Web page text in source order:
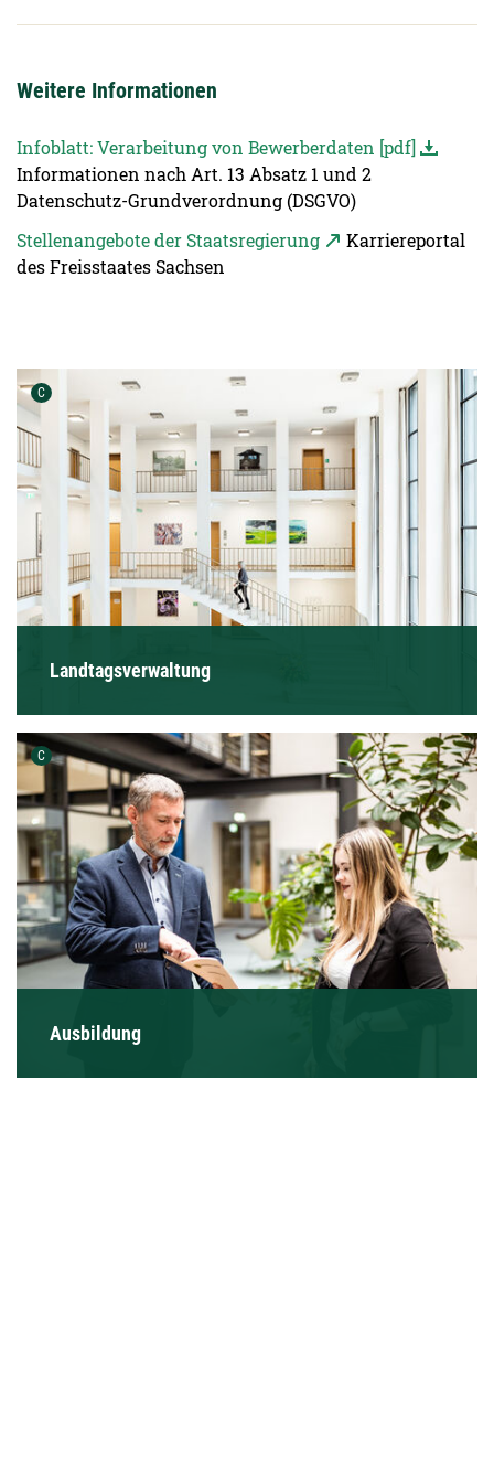
Weitere Informationen
Infoblatt: Verarbeitung von Bewerberdaten [pdf]
Informationen nach Art. 13 Absatz 1 und 2
Datenschutz-Grundverordnung (DSGVO)
Stellenangebote der Staatsregierung
Karriereportal
des Freisstaates Sachsen
C Urheber der Grafik:
Landtagsverwaltung
C Urheber der Grafik:
Ausbildung